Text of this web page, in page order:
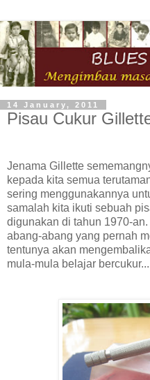
14 January, 2011
Pisau Cukur
Jenama Gillette
kepada kita semua
sering menggunakannya
samalah kita ikuti sebuah
digunakan di tahun 1970-
abang-abang yang pernah
tentunya akan
mula-mula belajar bercukur...